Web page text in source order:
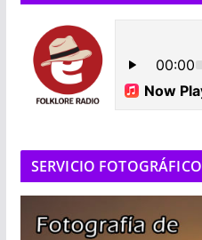
SERVICIO FOTOGRÁFICO